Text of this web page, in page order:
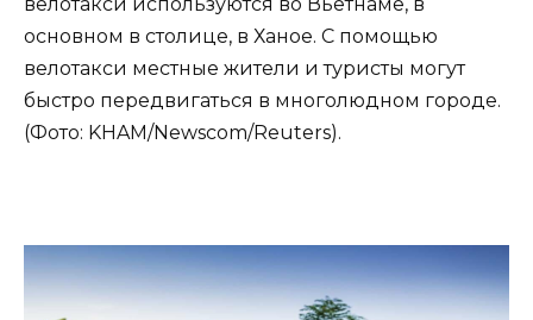
основном в столице, в Ханое. С помощью
велотакси местные жители и туристы могут
быстро передвигаться в многолюдном городе.
(Фото: KHAM/Newscom/Reuters).